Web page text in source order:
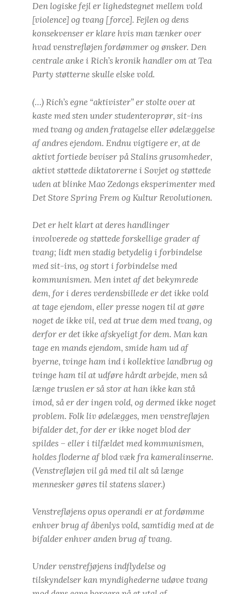
Den logiske fejl er lighedstegnet mellem vold
[violence] og tvang [force]. Fejlen og dens
konsekvenser er klare hvis man tænker over
hvad venstrefløjen fordømmer og ønsker. Den
centrale anke i Rich’s kronik handler om at Tea
Party støtterne skulle elske vold.
(…) Rich’s egne “aktivister” er stolte over at
kaste med sten under studenteroprør, sit-ins
med tvang og anden fratagelse eller ødelæggelse
af andres ejendom. Endnu vigtigere er, at de
aktivt fortiede beviser på Stalins grusomheder,
aktivt støttede diktatorerne i Sovjet og støttede
uden at blinke Mao Zedongs eksperimenter med
Det Store Spring Frem og Kultur Revolutionen.
Det er helt klart at deres handlinger
involverede og støttede forskellige grader af
tvang; lidt men stadig betydelig i forbindelse
med sit-ins, og stort i forbindelse med
kommunismen. Men intet af det bekymrede
dem, for i deres verdensbillede er det ikke vold
at tage ejendom, eller presse nogen til at gøre
noget de ikke vil, ved at true dem med tvang, og
derfor er det ikke afskyeligt for dem. Man kan
tage en mands ejendom, smide ham ud af
byerne, tvinge ham ind i kollektive landbrug og
tvinge ham til at udføre hårdt arbejde, men så
længe truslen er så stor at han ikke kan stå
imod, så er der ingen vold, og dermed ikke noget
problem. Folk liv ødelægges, men venstrefløjen
bifalder det, for der er ikke noget blod der
spildes – eller i tilfældet med kommunismen,
holdes floderne af blod væk fra kameralinserne.
(Venstrefløjen vil gå med til alt så længe
mennesker gøres til statens slaver.)
Venstrefløjens opus operandi er at fordømme
enhver brug af åbenlys vold, samtidig med at de
bifalder enhver anden brug af tvang.
Under venstrefjøjens indflydelse og
tilskyndelser kan myndighederne udøve tvang